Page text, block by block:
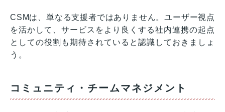
CSMは、単なる支援者ではありません。ユーザー視点
を活かして、サービスをより良くする社内連携の起点
としての役割も期待されていると認識しておきましょ
う。
コミュニティ・チームマネジメント